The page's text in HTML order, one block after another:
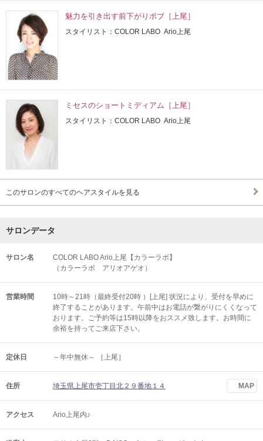
魅力を引き出す前下がりボブ［上尾］
スタイリスト：COLOR LABO Ario上尾
ミセスのショートミディアム［上尾］
スタイリスト：COLOR LABO Ario上尾
このサロンのすべてのヘアスタイルを見る
サロンデータ
サロン名
COLOR LABO Ario上尾【カラーラボ】
（カラーラボ アリオアゲオ）
営業時間
10時～21時（最終受付20時 ）[上尾] 状況により、受付を早めに
終了することがあります。午前中はお電話が繋がりにくくなって
おります。ご予約等は15時以降をおススメ致します。お時間に
余裕を持ってご来店下さい。
定休日 ～年中無休～ ［上尾］
住所 埼玉県上尾市壱丁目北２９番地１４ MAP
アクセス Ario上尾内♪